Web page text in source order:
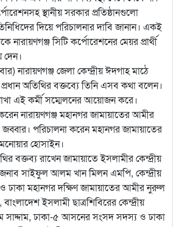
স্থানীয় সরকার প্রতিষ্ঠানগুলো
দিয়ে পরিচালনার দাবি জানান। একই
নারায়ণগঞ্জ সিটি কর্পোরেশনের মেয়র প্রার্থী
দেন।
জেলা কেন্দ্রীয় ঈদগাহ মাঠে
অতিথির বক্তব্যে তিনি এসব কথা বলেন।
এই কর্মী সম্মেলনের আয়োজন করে।
নারায়ণগঞ্জ মহানগর জামায়াতের আমীর
পরিচালনা করেন মহানগর জামায়াতের
মনোয়ার হোসাইন।
বক্তব্য রাখেন জামায়াতে ইসলামীর কেন্দ্রীয়
জনাব সাইফুল আলম খান মিলন এমপি, কেন্দ্রীয়
ও ঢাকা মহানগর দক্ষিণ জামায়াতের আমীর নুরুল
ইসলামী ছাত্রশিবিরের কেন্দ্রীয়
ঢাকা-৫ আসনের সংসদ সদস্য ও ঢাকা